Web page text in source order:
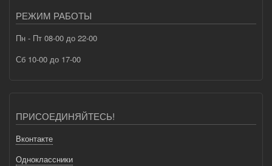
РЕЖИМ РАБОТЫ
Пн - Пт 08-00 до 22-00
Сб 10-00 до 17-00
ПРИСОЕДИНЯЙТЕСЬ!
Вконтакте
Одноклассники